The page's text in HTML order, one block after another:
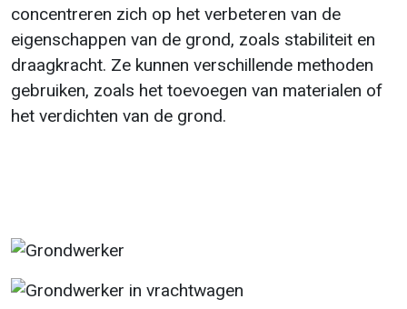
concentreren zich op het verbeteren van de
eigenschappen van de grond, zoals stabiliteit en
draagkracht. Ze kunnen verschillende methoden
gebruiken, zoals het toevoegen van materialen of
het verdichten van de grond.